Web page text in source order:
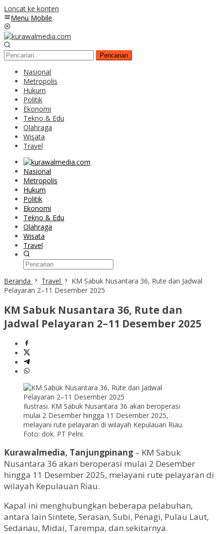
Loncat ke konten
Menu Mobile
Pencarian
Nasional
Metropolis
Hukum
Politik
Ekonomi
Tekno & Edu
Olahraga
Wisata
Travel
Nasional
Metropolis
Hukum
Politik
Ekonomi
Tekno & Edu
Olahraga
Wisata
Travel
Beranda Travel
KM Sabuk Nusantara 36, Rute dan Jadwal
Pelayaran 2–11 Desember 2025
KM Sabuk Nusantara 36, Rute dan
Jadwal Pelayaran 2–11 Desember 2025
Ilustrasi. KM Sabuk Nusantara 36 akan beroperasi
mulai 2 Desember hingga 11 Desember 2025,
melayani rute pelayaran di wilayah Kepulauan Riau.
Foto: dok. PT Pelni.
Kurawalmedia, Tanjungpinang – KM Sabuk
Nusantara 36 akan beroperasi mulai 2 Desember
hingga 11 Desember 2025, melayani rute pelayaran di
wilayah Kepulauan Riau.
Kapal ini menghubungkan beberapa pelabuhan,
antara lain Sintete, Serasan, Subi, Penagi, Pulau Laut,
Sedanau, Midai, Tarempa, dan sekitarnya.